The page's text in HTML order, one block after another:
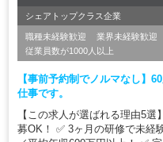
シェアトップクラス企業
職種未経験歓迎 業界未経験歓迎
従業員数が1000人以上
【事前予約制でノルマなし】
仕事です。
【この求人が選ばれる理由5
募OK！ ✅ 3ヶ月の研修で未経